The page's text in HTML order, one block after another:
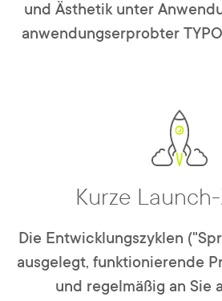
und Ästhetik unter
anwendungserprobter
Kurze
Die Entwicklungszyklen
ausgelegt, funktionierende
und regelmäßig an Sie